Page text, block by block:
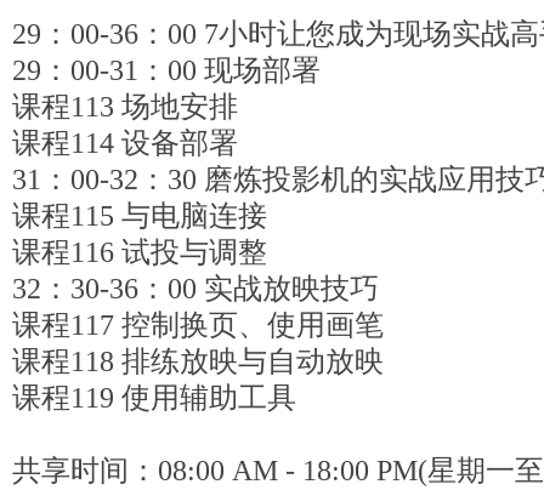
29：00-36：00 7小时让您成为现场实战
29：00-31：00 现场部署
课程113 场地安排
课程114 设备部署
31：00-32：30 磨炼投影机的实战应用技
课程115 与电脑连接
课程116 试投与调整
32：30-36：00 实战放映技巧
课程117 控制换页、使用画笔
课程118 排练放映与自动放映
课程119 使用辅助工具
共享时间：08:00 AM - 18:00 PM(星期一